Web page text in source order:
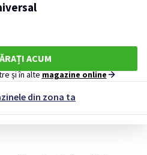
ACUM
și în altemagazine online
din zona ta